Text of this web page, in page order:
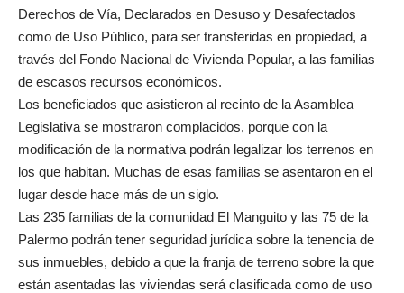
Derechos de Vía, Declarados en Desuso y Desafectados
como de Uso Público, para ser transferidas en propiedad, a
través del Fondo Nacional de Vivienda Popular, a las familias
de escasos recursos económicos.
Los beneficiados que asistieron al recinto de la Asamblea
Legislativa se mostraron complacidos, porque con la
modificación de la normativa podrán legalizar los terrenos en
los que habitan. Muchas de esas familias se asentaron en el
lugar desde hace más de un siglo.
Las 235 familias de la comunidad El Manguito y las 75 de la
Palermo podrán tener seguridad jurídica sobre la tenencia de
sus inmuebles, debido a que la franja de terreno sobre la que
están asentadas las viviendas será clasificada como de uso